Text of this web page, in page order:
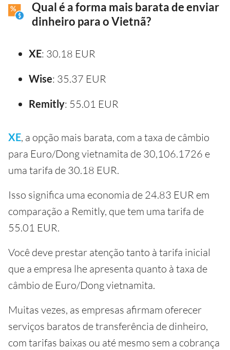
Qual é a forma mais barata de enviar
dinheiro para o Vietnã?
XE: 30.18 EUR
Wise: 35.37 EUR
Remitly: 55.01 EUR
XE, a opção mais barata, com a taxa de câmbio
para Euro/Dong vietnamita de 30,106.1726 e
uma tarifa de 30.18 EUR.
Isso significa uma economia de 24.83 EUR em
comparação a Remitly, que tem uma tarifa de
55.01 EUR.
Você deve prestar atenção tanto à tarifa inicial
que a empresa lhe apresenta quanto à taxa de
câmbio de Euro/Dong vietnamita.
Muitas vezes, as empresas afirmam oferecer
serviços baratos de transferência de dinheiro,
com tarifas baixas ou até mesmo sem a cobrança